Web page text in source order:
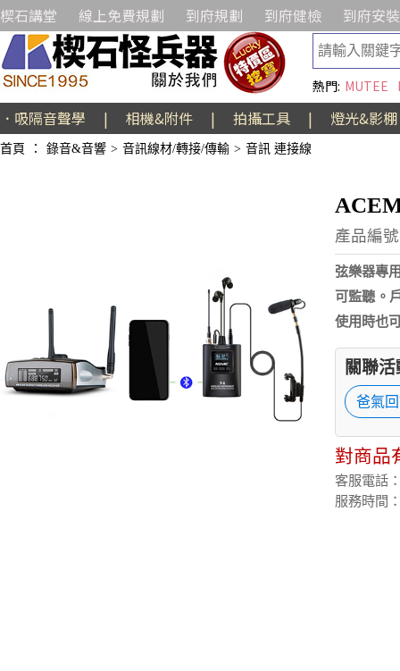
楔石講堂 線上免費規劃 到府規劃 到府健檢 到府安裝
熱門: MUTEE
．吸隔音聲學 | 相機&附件 | 拍攝工具 | 燈光&影棚
首頁 ： 錄音&音響 > 音訊線材/轉接/傳輸 > 音訊 連接線
產品編
弦樂器專
可監聽。
使用時也
關聯
爸氣
對商品
客服電話
服務時間